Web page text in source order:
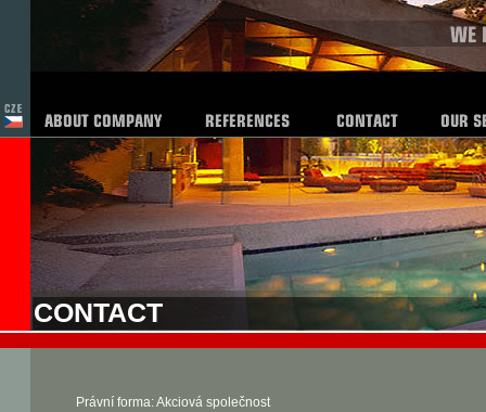
CONTACT
Právní forma: Akciová společnost